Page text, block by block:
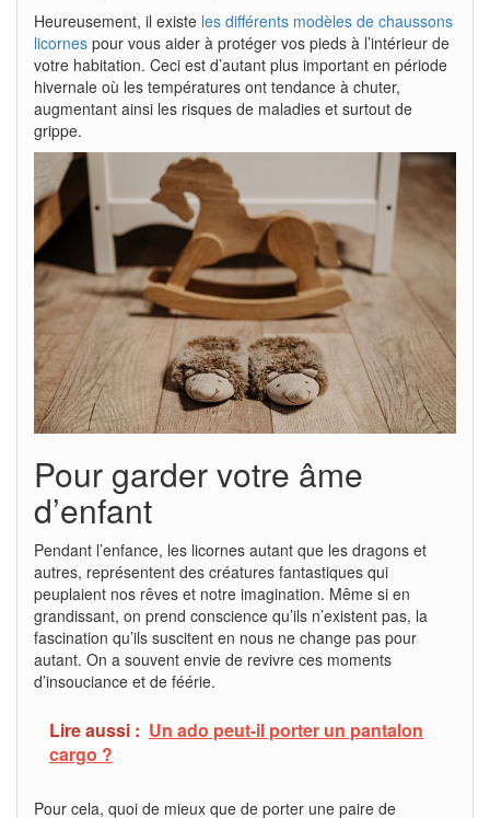
Heureusement, il existe les différents modèles de chaussons
licornes pour vous aider à protéger vos pieds à l’intérieur de
votre habitation. Ceci est d’autant plus important en période
hivernale où les températures ont tendance à chuter,
augmentant ainsi les risques de maladies et surtout de
grippe.
Pour garder votre âme
d’enfant
Pendant l’enfance, les licornes autant que les dragons et
autres, représentent des créatures fantastiques qui
peuplaient nos rêves et notre imagination. Même si en
grandissant, on prend conscience qu’ils n’existent pas, la
fascination qu’ils suscitent en nous ne change pas pour
autant. On a souvent envie de revivre ces moments
d’insouciance et de féérie.
Lire aussi : Un ado peut-il porter un pantalon
cargo ?
Pour cela, quoi de mieux que de porter une paire de